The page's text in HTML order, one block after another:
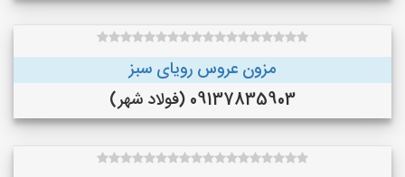
مزون عروس رویای سبز
09137835903 (فولاد شهر)